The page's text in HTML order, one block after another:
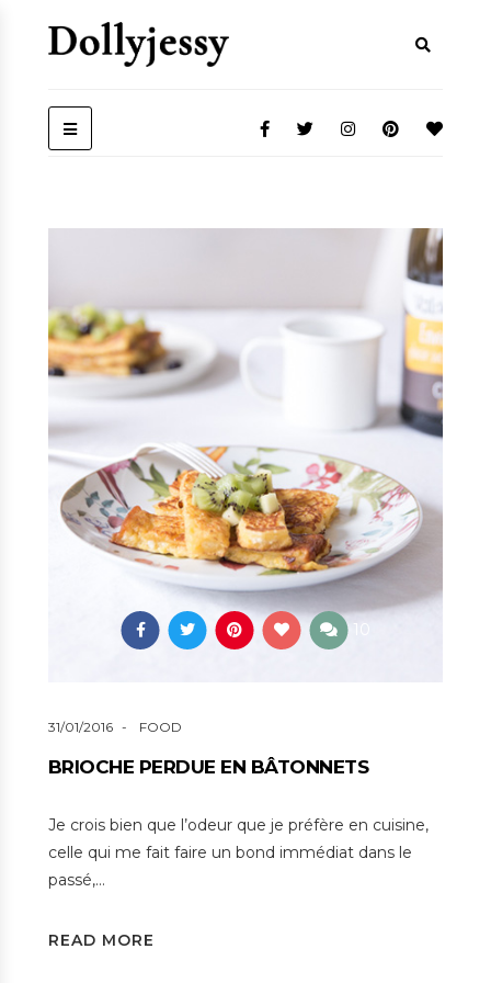
10
31/01/2016 FOOD
BRIOCHE PERDUE EN BÂTONNETS
Je crois bien que l’odeur que je préfère en cuisine,
celle qui me fait faire un bond immédiat dans le
passé,…
READ MORE